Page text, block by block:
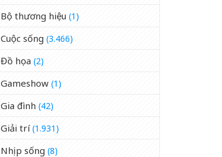
Bộ thương hiệu (1)
Cuộc sống (3.466)
Đồ họa (2)
Gameshow (1)
Gia đình (42)
Giải trí(1.931)
Nhịp sống (8)